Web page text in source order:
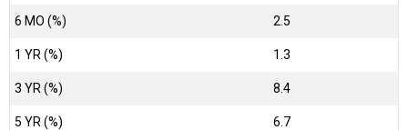
6 MO (%) 2.5
1 YR (%) 1.3
3 YR (%) 8.4
5 YR (%) 6.7